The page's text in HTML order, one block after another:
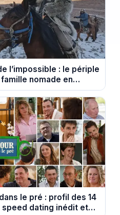
l’impossible : le périple
famille nomade en
le pré : profil des 14
speed dating inédit et